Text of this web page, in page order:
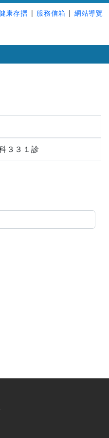
康存摺 | 服務信箱 | 網站導覽
３３１診